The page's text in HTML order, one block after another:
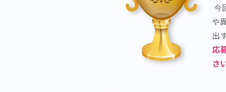
今
や
出
応
さ